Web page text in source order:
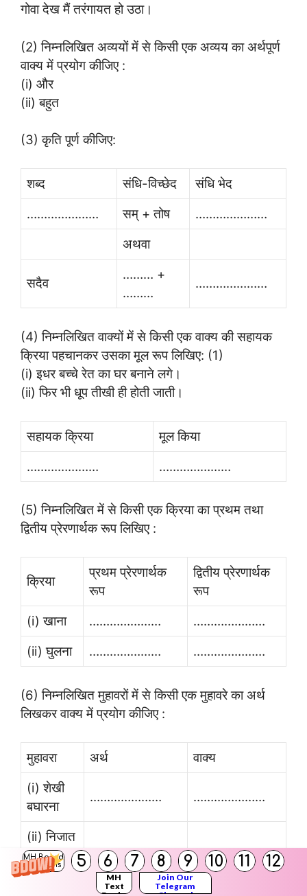
MH Board
Solutions
5 6 7 8 9 10 11 12
MH
Text
Join Our
Telegram
गोवा देख मैं तरंगायत हो उठा।
(2) निम्नलिखित अव्ययों में से किसी एक अव्यय का अर्थपूर्ण
वाक्य में प्रयोग कीजिए :
(i) और
(ii) बहुत
(3) कृति पूर्ण कीजिए:
शब्द संधि-विच्छेद
संधि भेद
…………………
सम् + तोष
…………………
अथवा
सदैव
……… +
………
…………………
(4) निम्नलिखित वाक्यों में से किसी एक वाक्य की सहायक
क्रिया पहचानकर उसका मूल रूप लिखिए: (1)
(i) इधर बच्चे रेत का घर बनाने लगे।
(ii) फिर भी धूप तीखी ही होती जाती।
सहायक क्रिया
मूल किया
…………………
…………………
(5) निम्नलिखित में से किसी एक क्रिया का प्रथम तथा
द्वितीय प्रेरणार्थक रूप लिखिए :
क्रिया
प्रथम प्रेरणार्थक
रूप
द्वितीय प्रेरणार्थक
रूप
(i) खाना
…………………
…………………
(ii) घुलना
………………… …………………
(6) निम्नलिखित मुहावरों में से किसी एक मुहावरे का अर्थ
लिखकर वाक्य में प्रयोग कीजिए :
मुहावरा अर्थ
वाक्य
(i) शेखी
बघारना
………………… …………………
(ii) निजात
पाना
………………… …………………